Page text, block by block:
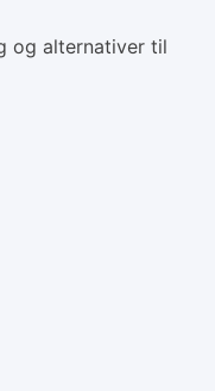
og alternativer til